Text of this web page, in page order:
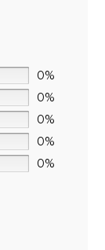
0%
0%
0%
0%
0%